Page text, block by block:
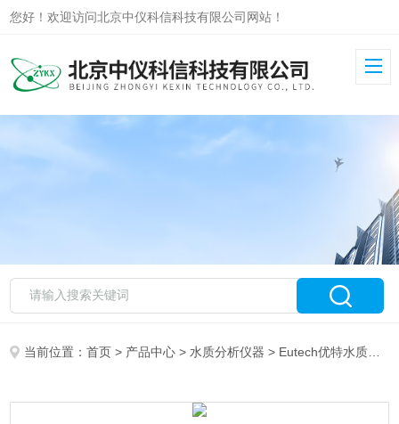
您好！欢迎访问北京中仪科信科技有限公司网站！
当前位置：首页 > 产品中心 > 水质分析仪器 > Eutech优特水质分析仪器